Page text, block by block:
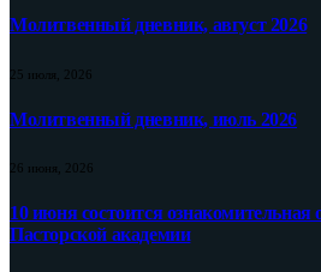
Молитвенный дневник, август 2026
25 июля, 2026
Молитвенный дневник, июль 2026
26 июня, 2026
10 июня состоится ознакомительная
Пасторской академии